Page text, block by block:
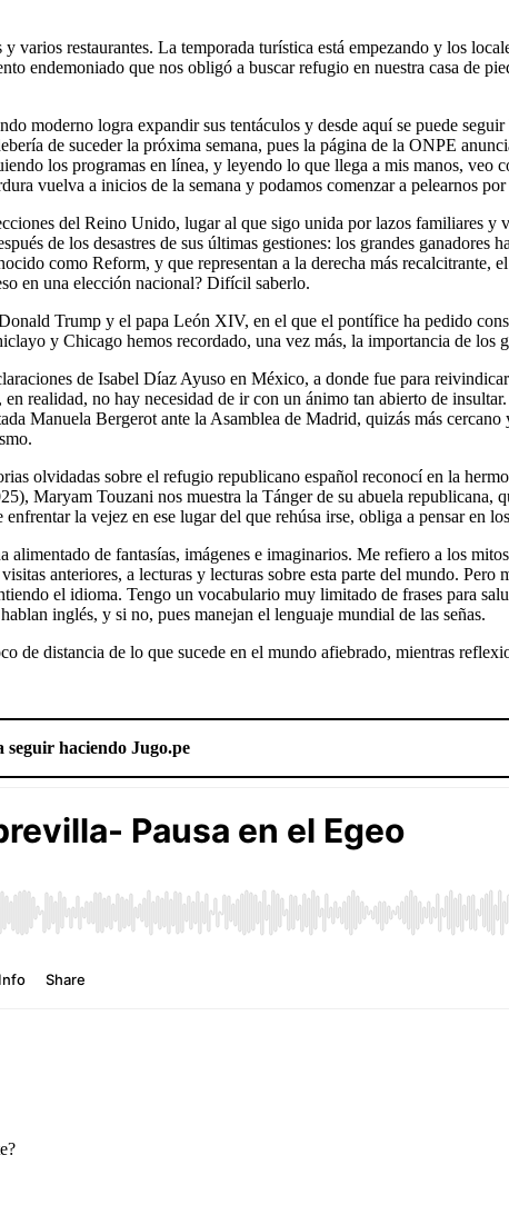
varios restaurantes. La temporada turística está empezando y los
endemoniado que nos obligó a buscar refugio en nuestra casa de
moderno logra expandir sus tentáculos y desde aquí se puede
de suceder la próxima semana, pues la página de la ONPE
los programas en línea, y leyendo lo que llega a mis manos, veo
vuelva a inicios de la semana y podamos comenzar a pelearnos
del Reino Unido, lugar al que sigo unida por lazos familiares y
de los desastres de sus últimas gestiones: los grandes
como Reform, y que representan a la derecha más
en una elección nacional? Difícil saberlo.
Trump y el papa León XIV, en el que el pontífice ha pedido
y Chicago hemos recordado, una vez más, la importancia de los
de Isabel Díaz Ayuso en México, a donde fue para
realidad, no hay necesidad de ir con un ánimo tan abierto de
Manuela Bergerot ante la Asamblea de Madrid, quizás más
olvidadas sobre el refugio republicano español reconocí en la
Maryam Touzani nos muestra la Tánger de su abuela republicana,
la vejez en ese lugar del que rehúsa irse, obliga a pensar en
alimentado de fantasías, imágenes e imaginarios. Me refiero a los
anteriores, a lecturas y lecturas sobre esta parte del mundo.
el idioma. Tengo un vocabulario muy limitado de frases para
inglés, y si no, pues manejan el lenguaje mundial de las señas.
de distancia de lo que sucede en el mundo afiebrado, mientras
seguir haciendo Jugo.pe